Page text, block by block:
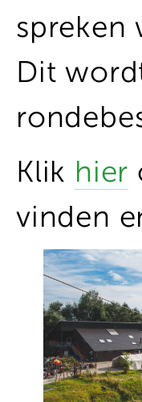
spreken
Dit
Klik hier
vinden